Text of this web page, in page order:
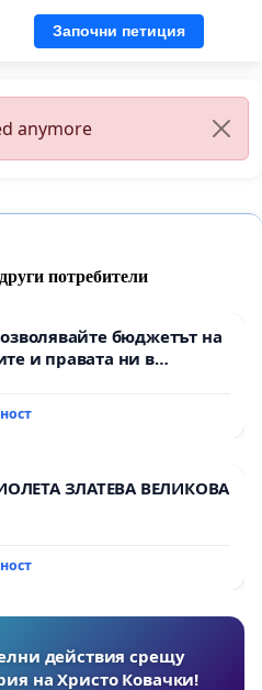
Започни петиция
anymore
потребители
бюджетът на
и правата ни в
ЗЛАТЕВА ВЕЛИКОВА
действия срещу
на Христо Ковачки!